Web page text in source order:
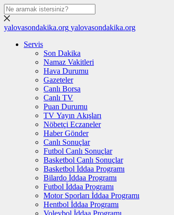
yalovasondakika.org yalovasondakika.org
Servis
Son Dakika
Namaz Vakitleri
Hava Durumu
Gazeteler
Canlı Borsa
Canlı TV
Puan Durumu
TV Yayın Akışları
Nöbetçi Eczaneler
Haber Gönder
Canlı Sonuçlar
Futbol Canlı Sonuçlar
Basketbol Canlı Sonuçlar
Basketbol İddaa Programı
Bilardo İddaa Programı
Futbol İddaa Programı
Motor Sporları İddaa Programı
Hentbol İddaa Programı
Voleybol İddaa Programı